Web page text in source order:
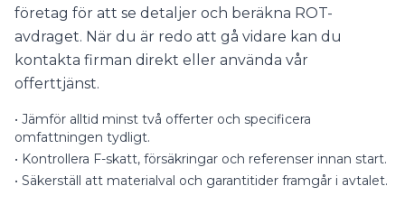
företag för att se detaljer och beräkna ROT-
avdraget. När du är redo att gå vidare kan du
kontakta firman direkt eller använda vår
offerttjänst.
• Jämför alltid minst två offerter och specificera
omfattningen tydligt.
• Kontrollera F-skatt, försäkringar och referenser innan start.
• Säkerställ att materialval och garantitider framgår i avtalet.